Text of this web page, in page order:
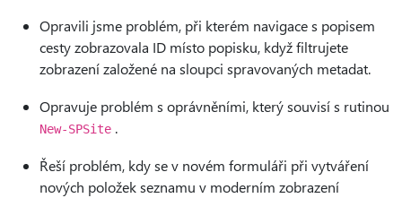
Opravili jsme problém, při kterém navigace s popisem
cesty zobrazovala ID místo popisku, když filtrujete
zobrazení založené na sloupci spravovaných metadat.
Opravuje problém s oprávněními, který souvisí s rutinou
New-SPSite .
Řeší problém, kdy se v novém formuláři při vytváření
nových položek seznamu v moderním zobrazení